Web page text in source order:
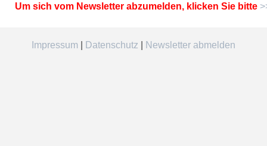
Um sich vom Newsletter abzumelden, klicken Sie bitte
Impressum Datenschutz Newsletter abmelden